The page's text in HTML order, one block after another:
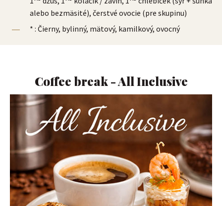
alebo bezmäsité), čerstvé ovocie (pre skupinu)
* : Čierny, bylinný, mätový, kamilkový, ovocný
Coffee break - All Inclusive